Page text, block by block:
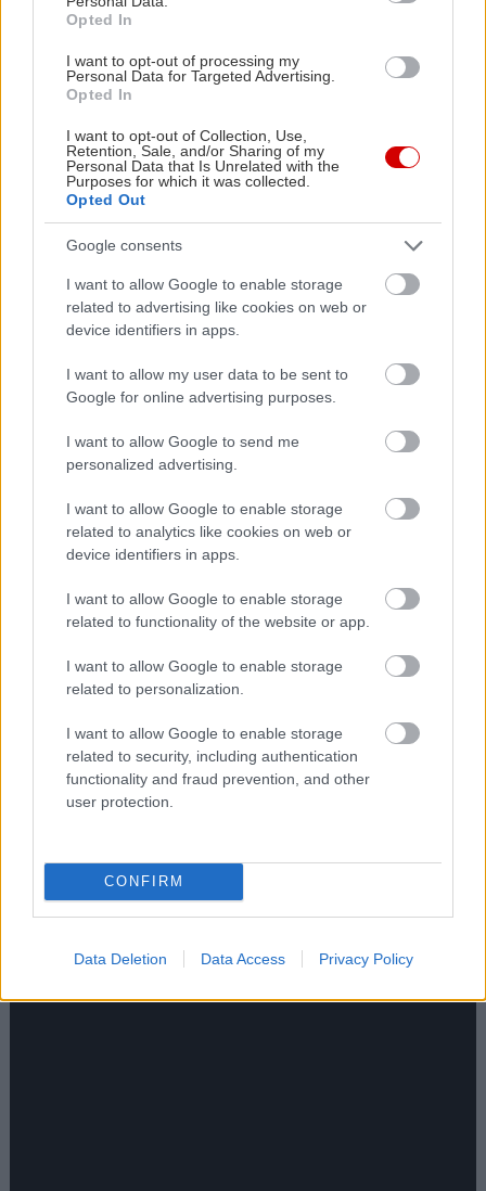
Opted In
I want to opt-out of processing my
Personal Data for Targeted Advertising.
Opted In
I want to opt-out of Collection, Use,
Retention, Sale, and/or Sharing of my
Personal Data that Is Unrelated with the
Purposes for which it was collected.
Opted Out
Google consents
I want to allow Google to enable storage
related to advertising like cookies on web or
device identifiers in apps.
I want to allow my user data to be sent to
Google for online advertising purposes.
I want to allow Google to send me
personalized advertising.
I want to allow Google to enable storage
related to analytics like cookies on web or
device identifiers in apps.
I want to allow Google to enable storage
related to functionality of the website or app.
I want to allow Google to enable storage
related to personalization.
I want to allow Google to enable storage
related to security, including authentication
functionality and fraud prevention, and other
user protection.
CONFIRM
Data Deletion Data Access Privacy Policy
το σήμα-κατατεθέν της.
The Office(2001-2003)
Το φλέγμα του Ricky Gervais άνθισε σε αυτό το
σίτκομ που έκανε μόδα τα «mockumentaries». Η
σειρά παρακολουθεί την καθημερινότητα των
υπαλλήλων μιας εταιρίας, που είναι ιδιαίτερα
αρχική της προβολή στο BBC, η σειρά… πάτωσε
σε τηλεθέαση, αλλά σταδιακά καθιερώθηκε ως
μία από τις καλύτερες βρετανικές κωμωδίες και
φυσικά απέκτησε και την αμερικανική της εκδοχή,
η οποία κράτησε από το 2005 ως το 2013.
Mr Bean(1990-1995)